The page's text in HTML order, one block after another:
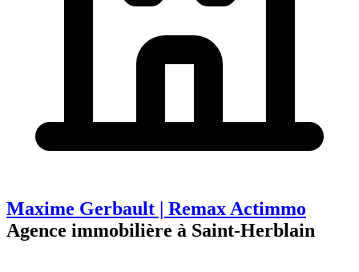
Maxime Gerbault | Remax Actimmo
Agence immobilière à Saint-Herblain